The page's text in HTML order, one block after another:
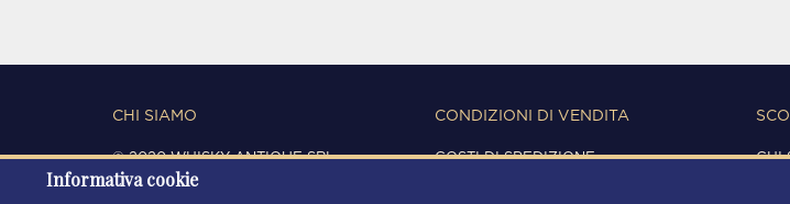
CHI SIAMO
© 2020 WHISKY ANTIQUE SRL
C.F. / P.IVA 03266720360
CONDIZIONI DI VENDITA
COSTI DI SPEDIZIONE
CHI
Informativa cookie